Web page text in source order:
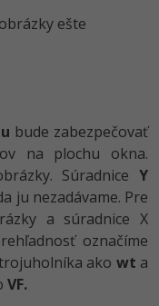
ešte
bude zabezpečovať
na plochu okna.
Súradnice Y
ju nezadávame. Pre
a súradnice X
označíme
ako wt a
VF.